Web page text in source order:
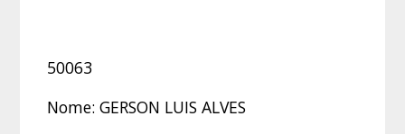
50063
Nome: GERSON LUIS ALVES